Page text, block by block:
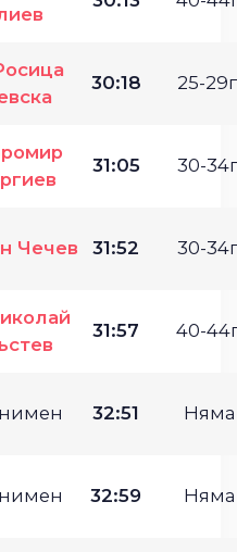
30:18 25-
31:05 30-
Чечев 31:52 30-
31:57 40-
32:51 Няма
32:59 Няма